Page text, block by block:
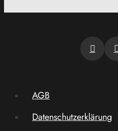
AGB
Datenschutzerklärung